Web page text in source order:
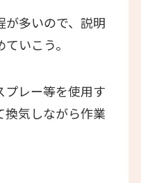
が多いので、説明
いこう。
プレー等を使用す
換気しながら作業